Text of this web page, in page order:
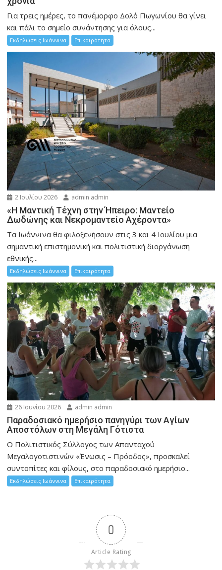
Για τρεις ημέρες, το πανέμορφο Δολό Πωγωνίου θα γίνει
και πάλι το σημείο συνάντησης για όλους...
Εκδηλώσεις Ιωάννινα Επικαιρότητα
2 Ιουλίου 2026 admin admin
«Η Μαντική Τέχνη στην Ήπειρο: Μαντείο
Δωδώνης και Νεκρομαντείο Αχέροντα»
Τα Ιωάννινα θα φιλοξενήσουν στις 3 και 4 Ιουλίου μια
σημαντική επιστημονική και πολιτιστική διοργάνωση
εθνικής...
Εκδηλώσεις Ιωάννινα Επικαιρότητα
26 Ιουνίου 2026 admin admin
Παραδοσιακό ημερήσιο πανηγύρι των Αγίων
Αποστόλων στη Μεγάλη Γότιστα
Ο Πολιτιστικός Σύλλογος των Απανταχού
Μεγαλογοτιστινών «Ένωσις – Πρόοδος», προσκαλεί
συντοπίτες και φίλους, στο παραδοσιακό ημερήσιο...
Εκδηλώσεις Ιωάννινα Επικαιρότητα
0
Article Rating